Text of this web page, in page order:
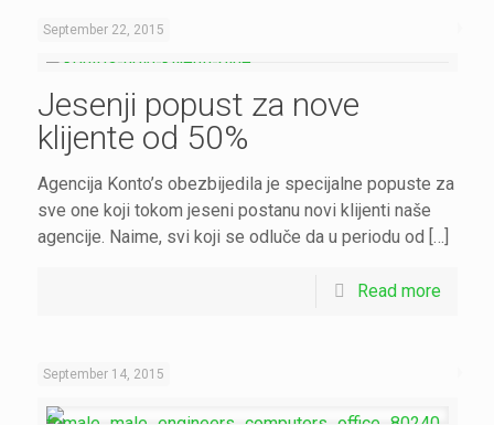
September 22, 2015
Jesenji popust za nove
klijente od 50%
Agencija Konto’s obezbijedila je specijalne popuste za
sve one koji tokom jeseni postanu novi klijenti naše
agencije. Naime, svi koji se odluče da u periodu od […]
Read more
September 14, 2015